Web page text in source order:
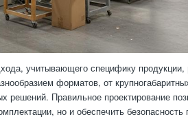
учитывающего специфику
форматов, от
решений. Правильное проектирование
но и обеспечить безопасность